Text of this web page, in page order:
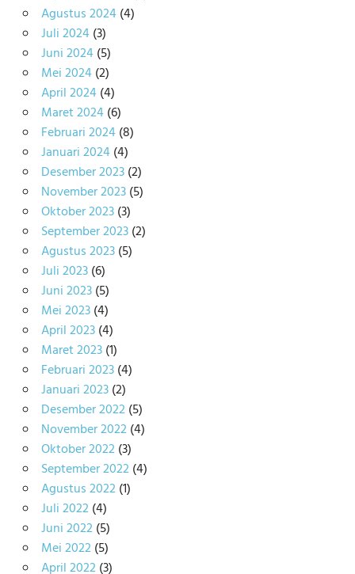
Agustus 2024(4)
Juli 2024(3)
Juni 2024(5)
Mei 2024(2)
April 2024(4)
Maret 2024(6)
Februari 2024(8)
Januari 2024(4)
Desember 2023(2)
November 2023(5)
Oktober 2023(3)
September 2023(2)
Agustus 2023(5)
Juli 2023(6)
Juni 2023(5)
Mei 2023(4)
April 2023(4)
Maret 2023(1)
Februari 2023(4)
Januari 2023(2)
Desember 2022(5)
November 2022(4)
Oktober 2022(3)
September 2022(4)
Agustus 2022(1)
Juli 2022(4)
Juni 2022(5)
Mei 2022(5)
April 2022(3)